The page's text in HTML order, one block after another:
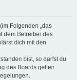
Folgenden „das
dem Betreiber des
dich mit den
bist, so darfst du
des Boards gelten